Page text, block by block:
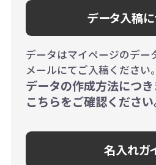
データ入稿
データはマイページのデー
メールにてご入稿ください。
データの作成方法につ
こちらをご確認ください
名入れガ